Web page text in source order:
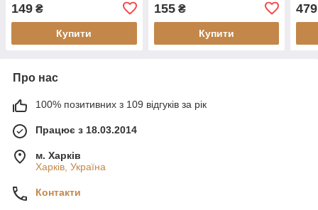
149 ₴
Купити
155₴
Купити
479
Про нас
100% позитивних з 109 відгуків за рік
Працює з 18.03.2014
м. Харків
Харків, Україна
Контакти